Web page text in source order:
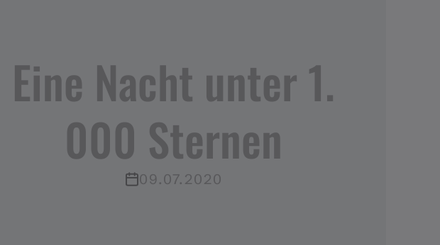
Eine Nacht unter 1​.​
000 Sternen
09.07.2020